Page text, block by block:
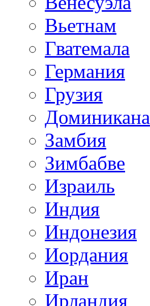
Вьетнам
Гватемала
Германия
Грузия
Доминикана
Замбия
Зимбабве
Израиль
Индия
Индонезия
Иордания
Иран
Ирландия